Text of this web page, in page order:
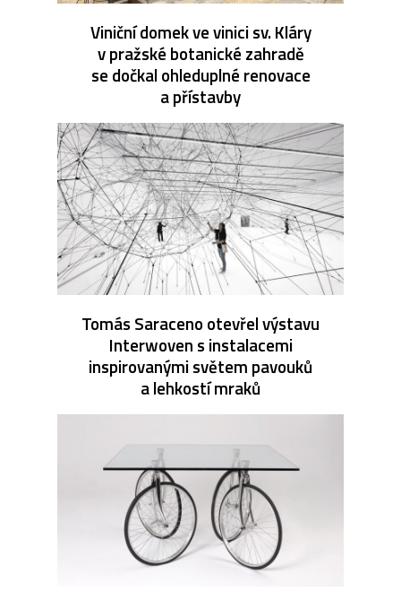
Viniční domek ve vinici sv. Kláry
v pražské botanické zahradě
se dočkal ohleduplné renovace
a přístavby
Tomás Saraceno otevřel výstavu
Interwoven s instalacemi
inspirovanými světem pavouků
a lehkostí mraků